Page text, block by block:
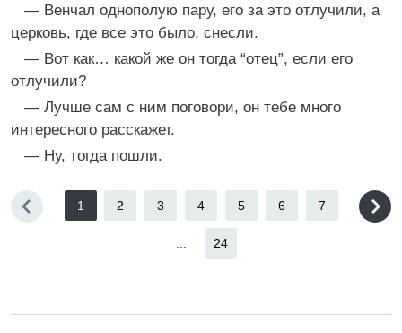
— Венчал однополую пару, его за это отлучили, а
церковь, где все это было, снесли.
— Вот как… какой же он тогда “отец”, если его
отлучили?
— Лучше сам с ним поговори, он тебе много
интересного расскажет.
— Ну, тогда пошли.
1 2 3 4 5 6 7
24